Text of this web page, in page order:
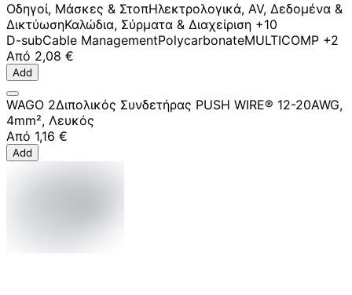
Οδηγοί, Μάσκες & ΣτοπΗλεκτρολογικά, AV, Δεδομένα &
ΔικτύωσηΚαλώδια, Σύρματα & Διαχείριση +10
D-subCable ManagementPolycarbonateMULTICOMP +2
Από 2,08 €
Add
WAGO 2Διπολικός Συνδετήρας PUSH WIRE® 12-20AWG,
4mm², Λευκός
Από 1,16 €
Add